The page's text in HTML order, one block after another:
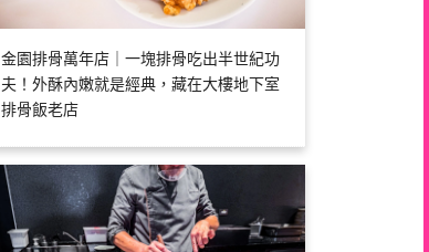
金園排骨萬年店｜一塊排骨吃出半世紀功
夫！外酥內嫩就是經典，藏在大樓地下室
排骨飯老店